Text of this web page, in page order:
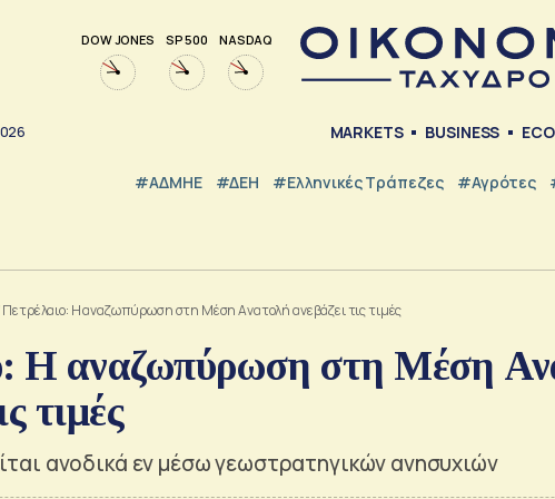
DOW JONES SP 500 NASDAQ
MARKETS BUSINESS
#ΑΔΜΗΕ #ΔΕΗ #ελληνικές Τράπεζες #Αγρότες
Πετρέλαιο: Η αναζωπύρωση στη Μέση Ανατολή ανεβάζει τις τιμές
Η αναζωπύρωση στη Μέση
τιμές
ανοδικά εν μέσω γεωστρατηγικών ανησυχιών